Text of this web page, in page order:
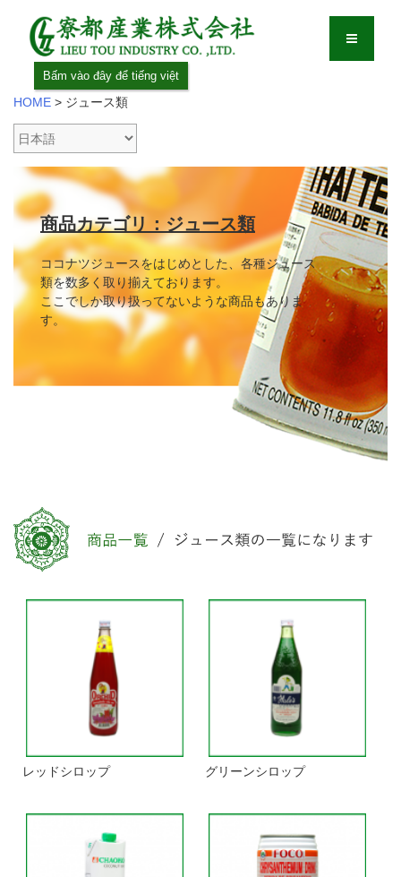
Bấm vào đây để tiếng việt
HOME > ジュース類
商品カテゴリ：ジュース類
ココナツジュースをはじめとした、各種ジュース
類を数多く取り揃えております。
ここでしか取り扱ってないような商品もありま
す。
レッドシロップ グリーンシロップ